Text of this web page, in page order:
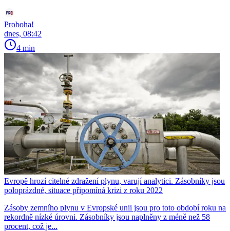
Proboha!
dnes, 08:42
4 min
Evropě hrozí citelné zdražení plynu, varují analytici. Zásobníky jsou
poloprázdné, situace připomíná krizi z roku 2022
Zásoby zemního plynu v Evropské unii jsou pro toto období roku na
rekordně nízké úrovni. Zásobníky jsou naplněny z méně než 58
procent, což je...